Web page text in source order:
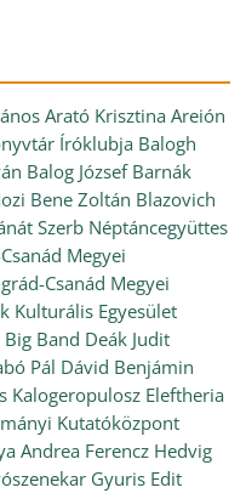
Arató Krisztina Areión
Íróklubja Balogh
Balog József Barnák
Bene Zoltán Blazovich
Szerb Néptáncegyüttes
Megyei
Csanád Megyei
Kulturális Egyesület
Big Band Deák Judit
Pál Dávid Benjámin
Kalogeropulosz Eleftheria
Kutatóközpont
Andrea Ferencz Hedvig
Gyuris Edit